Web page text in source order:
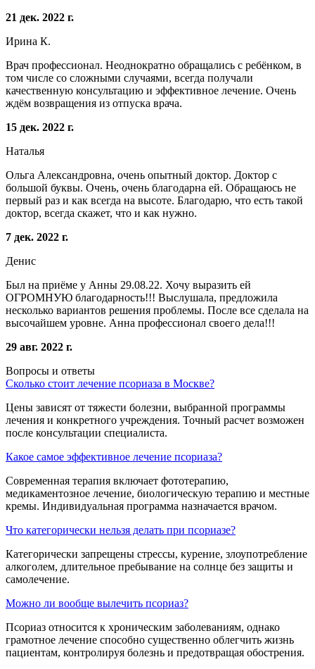
21 дек. 2022 г.
Ирина К.
Врач профессионал. Неоднократно обращались с ребёнком, в
том числе со сложными случаями, всегда получали
качественную консультацию и эффективное лечение. Очень
ждём возвращения из отпуска врача.
15 дек. 2022 г.
Наталья
Ольга Александровна, очень опытный доктор. Доктор с
большой буквы. Очень, очень благодарна ей. Обращаюсь не
первый раз и как всегда на высоте. Благодарю, что есть такой
доктор, всегда скажет, что и как нужно.
7 дек. 2022 г.
Денис
Был на приёме у Анны 29.08.22. Хочу выразить ей
ОГРОМНУЮ благодарность!!! Выслушала, предложила
несколько вариантов решения проблемы. После все сделала на
высочайшем уровне. Анна профессионал своего дела!!!
29 авг. 2022 г.
Вопросы и ответы
Сколько стоит лечение псориаза в Москве?
Цены зависят от тяжести болезни, выбранной программы
лечения и конкретного учреждения. Точный расчет возможен
после консультации специалиста.
Какое самое эффективное лечение псориаза?
Современная терапия включает фототерапию,
медикаментозное лечение, биологическую терапию и местные
кремы. Индивидуальная программа назначается врачом.
Что категорически нельзя делать при псориазе?
Категорически запрещены стрессы, курение, злоупотребление
алкоголем, длительное пребывание на солнце без защиты и
самолечение.
Можно ли вообще вылечить псориаз?
Псориаз относится к хроническим заболеваниям, однако
грамотное лечение способно существенно облегчить жизнь
пациентам, контролируя болезнь и предотвращая обострения.